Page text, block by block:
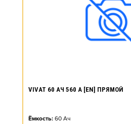
VIVAT 60 АЧ 560 А [EN] ПРЯМОЙ
Ёмкость: 60 Ач